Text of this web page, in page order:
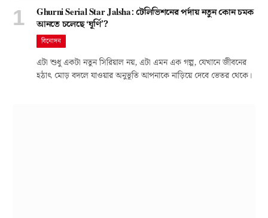
Ghurni Serial Star Jalsha: টেলিভিশনের পর্দায় নতুন কোন চমক
আনতে চলেছে ‘ঘূর্ণি’?
বিনোদন
এটা শুধু একটা নতুন সিরিয়াল নয়, এটা এমন এক গল্প, যেখানে জীবনের
হঠাৎ মোড় বদলে যাওয়ার অনুভূতি আপনাকে নাড়িয়ে দেবে ভেতর থেকে।